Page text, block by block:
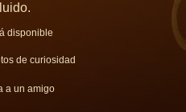
disponible
de curiosidad
a un amigo